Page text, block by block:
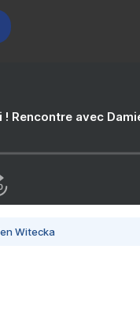
Rencontre avec
Witecka